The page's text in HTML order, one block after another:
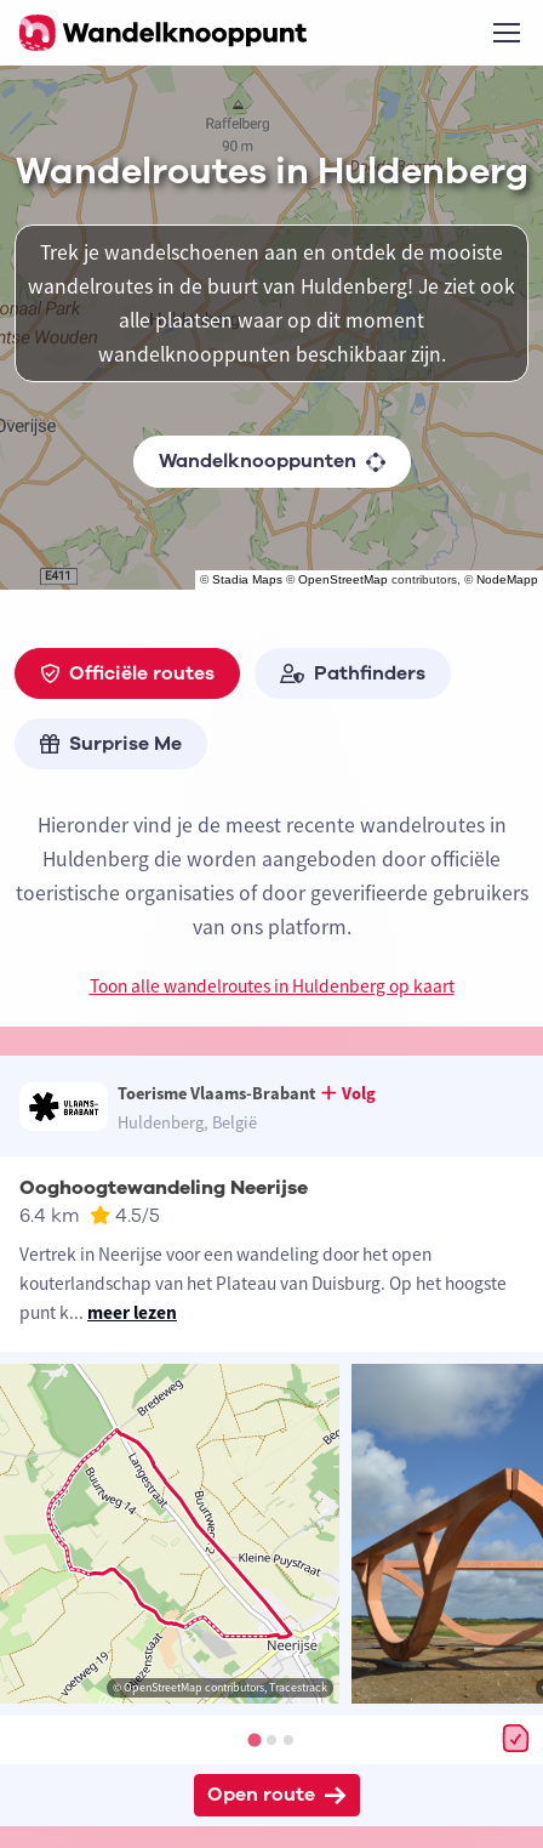
©Stadia Maps ©OpenStreetMap contributors, ©NodeMapp
Wandelroutes in Huldenberg
Trek je wandelschoenen aan en ontdek de mooiste
wandelroutes in de buurt van Huldenberg! Je ziet ook
alle plaatsen waar op dit moment
wandelknooppunten beschikbaar zijn.
Wandelknooppunten
Officiële routes Pathfinders
Surprise Me
Hieronder vind je de meest recente wandelroutes in
Huldenberg die worden aangeboden door officiële
toeristische organisaties of door geverifieerde gebruikers
van ons platform.
Toon alle wandelroutes in Huldenberg op kaart
Toerisme Vlaams-Brabant
Volg
Huldenberg, België
Ooghoogtewandeling Neerijse
6.4 km 4.5/5
Vertrek in Neerijse voor een wandeling door het open
kouterlandschap van het Plateau van Duisburg. Op het hoogste
punt k... meer lezen
© OpenStreetMap contributors, Tracestrack
Open route